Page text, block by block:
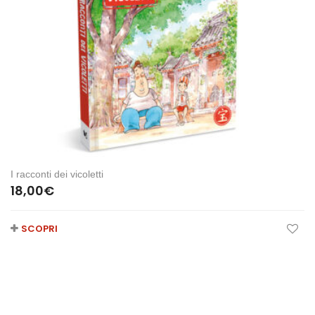
I racconti dei vicoletti
18,00€
SCOPRI